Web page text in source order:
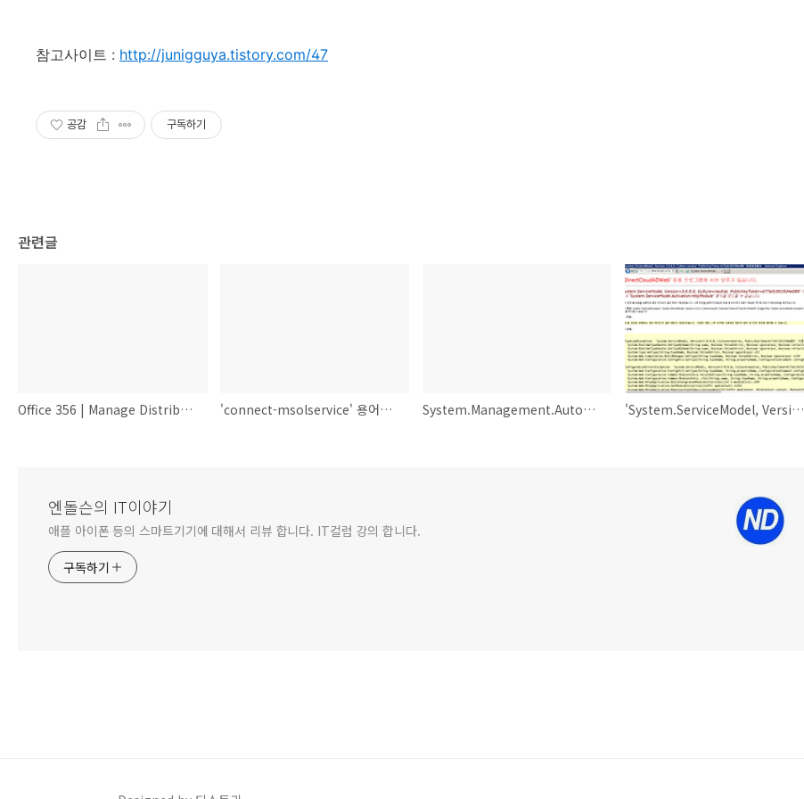
참고사이트 : http://junigguya.tistory.com/47
공감 구독하기
관련글
Office 356 | Manage Distribution Groups by using PowerShell 'connect-msolservice' 용어가 cmdlet, 함수, 스크립트 파일 또는 실행할 수 있는 프로그램 이름으로 인식되지 않습니다. 이름이 정확한지 확인하고 경로가 포함된 경우 경로가 올바른지 검증한 다음 .. System.Management.Automation.Runspaces.PSSnapInException: An error occurred when loading the system Windows PowerShell Snap-Ins. Please contact Microsoft Support Services 'System.ServiceModel, Version=3.0.0.0, Culture=neutral, PublicKeyToken=b77a5c561934e089' 어셈블리에서 'System.ServiceModel.Activation.HttpModule' 형식을 로드할 수 없습니다.
엔돌슨의 IT이야기
애플 아이폰 등의 스마트기기에 대해서 리뷰 합니다. IT컬럼 강의 합니다.
구독하기